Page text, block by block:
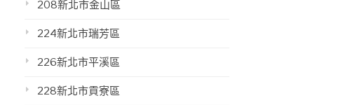
208新北市金山區
224新北市瑞芳區
226新北市平溪區
228新北市貢寮區